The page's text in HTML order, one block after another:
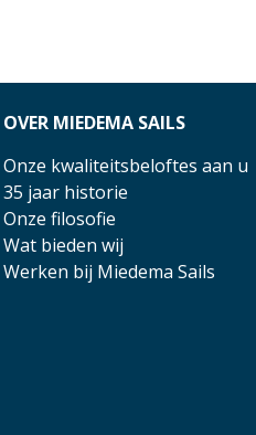
OVER MIEDEMA SAILS
Onze kwaliteitsbeloftes aan u
35 jaar historie
Onze filosofie
Wat bieden wij
Werken bij Miedema Sails